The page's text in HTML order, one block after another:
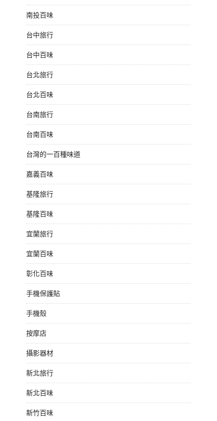
南投百味
台中旅行
台中百味
台北旅行
台北百味
台南旅行
台南百味
台灣的一百種味道
嘉義百味
基隆旅行
基隆百味
宜蘭旅行
宜蘭百味
彰化百味
手機保護貼
手機殼
按摩店
攝影器材
新北旅行
新北百味
新竹百味